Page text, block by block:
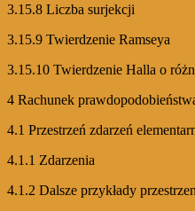
3.15.8 Liczba surjekcji
3.15.9 Twierdzenie Ramseya
3.15.10 Twierdzenie Halla o
4 Rachunek
4.1 Przestrzeń zdarzeń
4.1.1 Zdarzenia
4.1.2 Dalsze przykłady